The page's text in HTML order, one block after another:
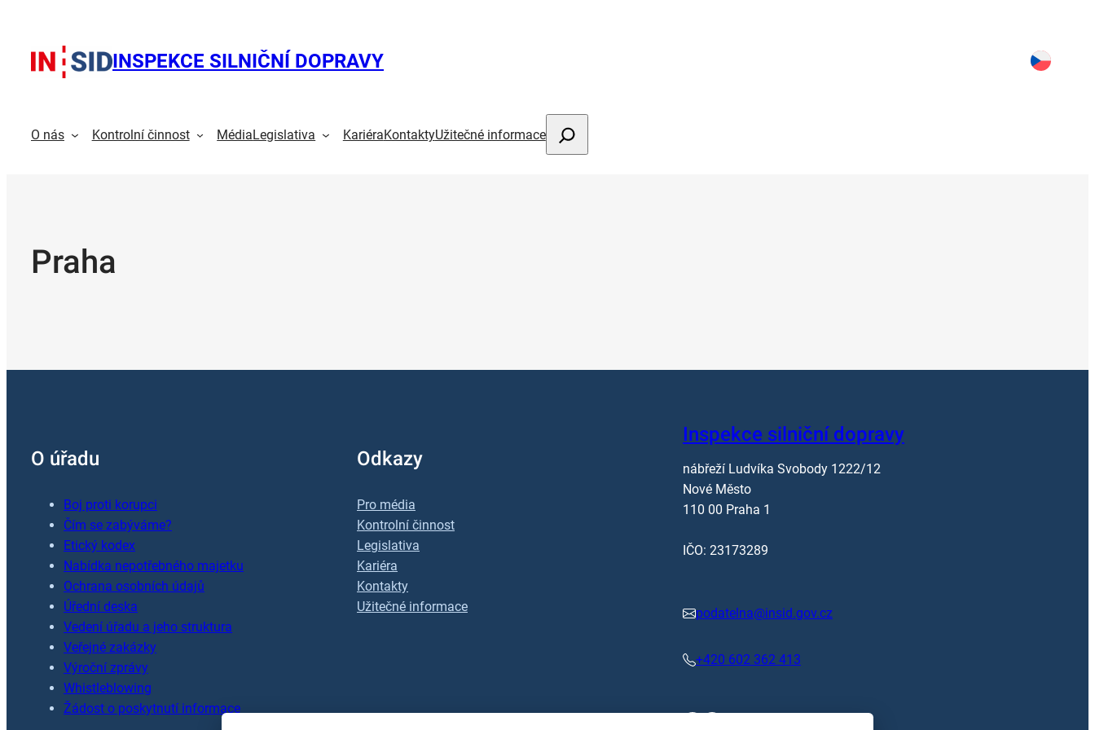
obsah
INSPEKCE SILNIČNÍ DOPRAVY
O nás Kontrolní činnost MédiaLegislativa KariéraKontaktyUžitečné informace
Hledat
Praha
O úřadu
Boj proti korupci
Čím se zabýváme?
Etický kodex
Nabídka nepotřebného majetku
Ochrana osobních údajů
Úřední deska
Vedení úřadu a jeho struktura
Veřejné zakázky
Výroční zprávy
Whistleblowing
Žádost o poskytnutí informace
Odkazy
Pro média
Kontrolní činnost
Legislativa
Kariéra
Kontakty
Užitečné informace
Inspekce silniční dopravy
nábřeží Ludvíka Svobody 1222/12
Nové Město
110 00 Praha 1
IČO: 23173289
podatelna@insid.gov.cz
+420 602 362 413